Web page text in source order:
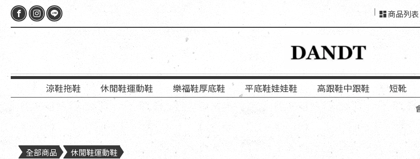
商品列表
涼鞋拖鞋 休閒鞋運動鞋 樂福鞋厚底鞋 平底鞋娃娃鞋 高跟鞋中跟鞋 短靴
會員結
全部商品 休閒鞋運動鞋